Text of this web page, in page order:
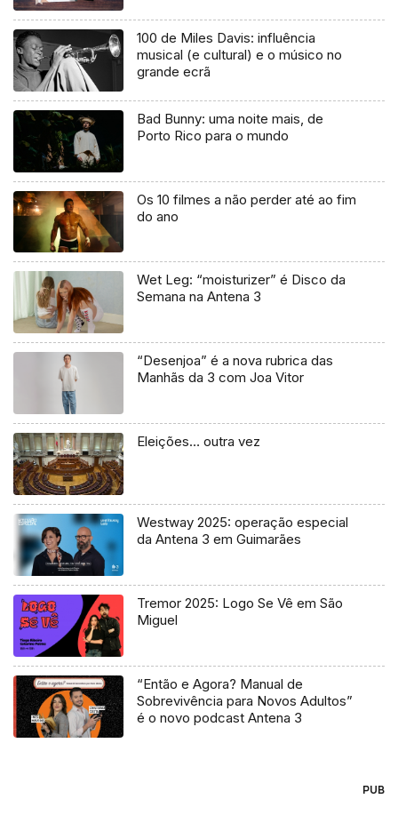
100 de Miles Davis: influência
musical (e cultural) e o músico no
grande ecrã
Bad Bunny: uma noite mais, de
Porto Rico para o mundo
Os 10 filmes a não perder até ao fim
do ano
Wet Leg: “moisturizer” é Disco da
Semana na Antena 3
“Desenjoa” é a nova rubrica das
Manhãs da 3 com Joa Vitor
Eleições… outra vez
Westway 2025: operação especial
da Antena 3 em Guimarães
Tremor 2025: Logo Se Vê em São
Miguel
“Então e Agora? Manual de
Sobrevivência para Novos Adultos”
é o novo podcast Antena 3
PUB